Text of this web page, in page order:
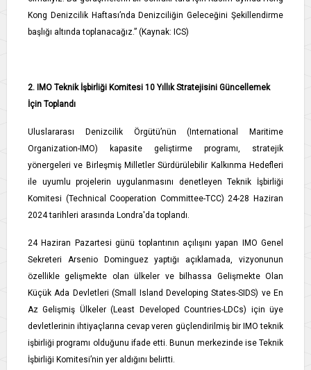
Kong Denizcilik Haftası’nda Denizciliğin Geleceğini Şekillendirme
başlığı altında toplanacağız.” (Kaynak: ICS)
2. IMO Teknik İşbirliği Komitesi 10 Yıllık Stratejisini Güncellemek
İçin Toplandı
Uluslararası Denizcilik Örgütü’nün (International Maritime
Organization-IMO) kapasite geliştirme programı, stratejik
yönergeleri ve Birleşmiş Milletler Sürdürülebilir Kalkınma Hedefleri
ile uyumlu projelerin uygulanmasını denetleyen Teknik İşbirliği
Komitesi (Technical Cooperation Committee-TCC) 24-28 Haziran
2024 tarihleri arasında Londra'da toplandı.
24 Haziran Pazartesi günü toplantının açılışını yapan IMO Genel
Sekreteri Arsenio Dominguez yaptığı açıklamada, vizyonunun
özellikle gelişmekte olan ülkeler ve bilhassa Gelişmekte Olan
Küçük Ada Devletleri (Small Island Developing States-SIDS) ve En
Az Gelişmiş Ülkeler (Least Developed Countries-LDCs) için üye
devletlerinin ihtiyaçlarına cevap veren güçlendirilmiş bir IMO teknik
işbirliği programı olduğunu ifade etti. Bunun merkezinde ise Teknik
İşbirliği Komitesi’nin yer aldığını belirtti.